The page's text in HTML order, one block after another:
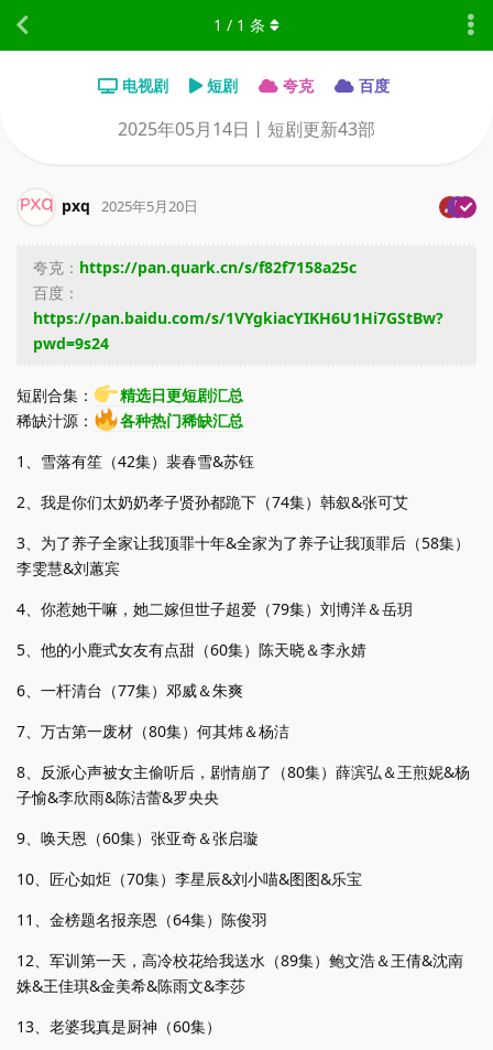
电视剧 短剧 夸克 百度
2025年05月14日丨短剧更新43部
1 / 1 条
pxq 2025年5月20日
夸克： https://pan.quark.cn/s/f82f7158a25c
百度：
https://pan.baidu.com/s/1VYgkiacYIKH6U1Hi7GStBw?
pwd=9s24
短剧合集：
精选日更短剧汇总
稀缺汁源：
各种热门稀缺汇总
1、雪落有笙（42集）裴春雪&苏钰
2、我是你们太奶奶孝子贤孙都跪下（74集）韩叙&张可艾
3、为了养子全家让我顶罪十年&全家为了养子让我顶罪后（58集）
李雯慧&刘蕙宾
4、你惹她干嘛，她二嫁但世子超爱（79集）刘博洋＆岳玥
5、他的小鹿式女友有点甜（60集）陈天晓＆李永婧
6、一杆清台（77集）邓威＆朱爽
7、万古第一废材（80集）何其炜＆杨洁
8、反派心声被女主偷听后，剧情崩了（80集）薛滨弘＆王煎妮&杨
子愉&李欣雨&陈洁蕾&罗央央
9、唤天恩（60集）张亚奇＆张启璇
10、匠心如炬（70集）李星辰&刘小喵&图图&乐宝
11、金榜题名报亲恩（64集）陈俊羽
12、军训第一天，高冷校花给我送水（89集）鲍文浩＆王倩&沈南
姝&王佳琪&金美希&陈雨文&李莎
13、老婆我真是厨神（60集）